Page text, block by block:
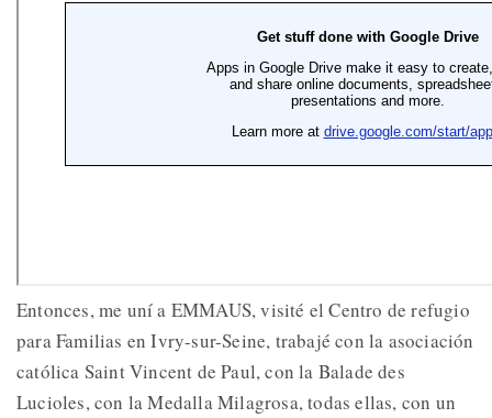
Entonces, me uní a EMMAUS, visité el Centro de refugio
para Familias en Ivry-sur-Seine, trabajé con la asociación
católica Saint Vincent de Paul, con la Balade des
Lucioles, con la Medalla Milagrosa, todas ellas, con un